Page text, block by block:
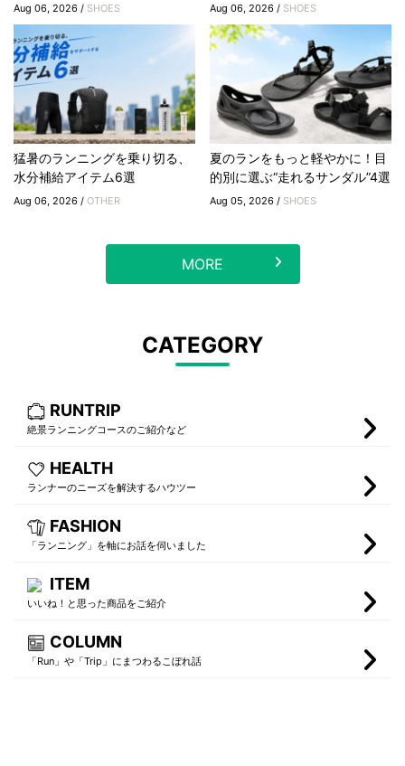
Aug 06, 2026 / SHOES Aug 06, 2026 / SHOES
猛暑のランニングを乗り切る、
水分補給アイテム6選
Aug 06, 2026 / OTHER
夏のランをもっと軽やかに！目
的別に選ぶ“走れるサンダル”4選
Aug 05, 2026 / SHOES
MORE
CATEGORY
RUNTRIP
絶景ランニングコースのご紹介など
HEALTH
ランナーのニーズを解決するハウツー
FASHION
「ランニング」を軸にお話を伺いました
ITEM
いいね！と思った商品をご紹介
COLUMN
「Run」や「Trip」にまつわるこぼれ話